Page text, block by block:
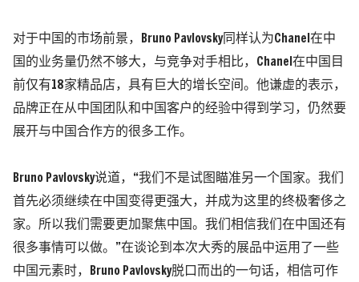
对于中国的市场前景，Bruno Pavlovsky同样认为Chanel在中
国的业务量仍然不够大，与竞争对手相比，Chanel在中国目
前仅有18家精品店，具有巨大的增长空间。他谦虚的表示，
品牌正在从中国团队和中国客户的经验中得到学习，仍然要
展开与中国合作方的很多工作。
Bruno Pavlovsky说道，“我们不是试图瞄准另一个国家。我们
首先必须继续在中国变得更强大，并成为这里的终极奢侈之
家。所以我们需要更加聚焦中国。我们相信我们在中国还有
很多事情可以做。 ”在谈论到本次大秀的展品中运用了一些
中国元素时，Bruno Pavlovsky脱口而出的一句话，相信可作